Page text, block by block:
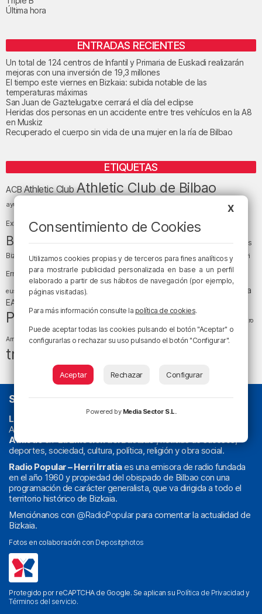
Última hora
ENTRADAS RECIENTES
Un total de 124 centros de Infantil y Primaria de Euskadi realizarán
mejoras con una inversión de 19,3 millones
El tiempo este viernes en Bizkaia: subida notable de las
temperaturas máximas
San Juan de Gaztelugatxe cerrará el día del eclipse
Heridas dos personas en un accidente entre tres vehículos en la A8
en Muskiz
Recuperado el cuerpo sin vida de una mujer en la ría de Bilbao
ETIQUETAS
ACBAthletic ClubAthletic Club de Bilbao
ayuntamiento de Bilbao BEC (Bilbao
Exhibition Center) BilbaoBilbao Basket Bizkaia
Bizkaia y sus comarcas Copa del Rey cultura Cáritas
Bizkaia
Deusto Diócesis de Bilbao Egunon Bizkaia el tiempo Enkarterri
Ernesto Valverde Ertzaintza Euskadi (País Vasco)
euskera fiestas fútbol LaLiga
LaLiga
EA Sports
Política sociedadsucesos Teatro
Arriaga tiempotiempo atmosféricotráfico
tráfico en Bizkaia
SOBRE NOSOTROS
La radio sin cadenas
. Desde 1960 haciendo radio en Bilbao.
Actualidad y
Athletic
deportes, sociedad, cultura, política, religión y obra social.
Radio Popular – Herri Irratiaes una emisora de radio fundada
en el año 1960 y propiedad del obispado de Bilbao con una
programación de carácter generalista, que va dirigida a todo el
territorio histórico de Bizkaia.
Menciónanos con @RadioPopularpara comentar la actualidad de
Bizkaia.
Fotos en colaboración con Depositphotos
Protegido por reCAPTCHA de Google. Se aplican su Política de Privacidad y
Términos del servicio.
X
Consentimiento de Cookies
Utilizamos cookies propias y de terceros para fines analíticos y
para mostrarle publicidad personalizada en base a un perfil
elaborado a partir de sus hábitos de navegación (por ejemplo,
páginas visitadas).
Para más información consulte la política de cookies.
Puede aceptar todas las cookies pulsando el botón "Aceptar" o
configurarlas o rechazar su uso pulsando el botón "Configurar".
Aceptar Rechazar Configurar
Powered by Media Sector S.L.